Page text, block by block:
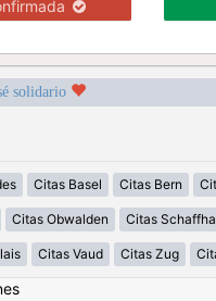
solidario
Citas Basel Citas Bern
Citas Obwalden Citas
Citas Vaud Citas Zug